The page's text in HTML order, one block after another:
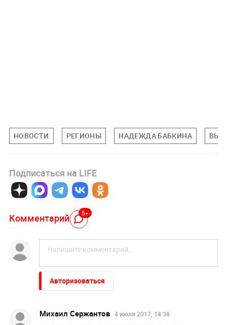
НОВОСТИ РЕГИОНЫ НАДЕЖДА БАБКИНА
Подписаться на LIFE
Комментарий 5+
Авторизоваться
Михаил Сержантов 4 июля 2017, 14:38